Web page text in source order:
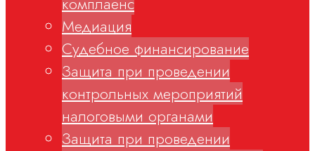
Медиация
Судебное финансирование
Защита при проведении
контрольных мероприятий
налоговыми органами
Защита при проведении